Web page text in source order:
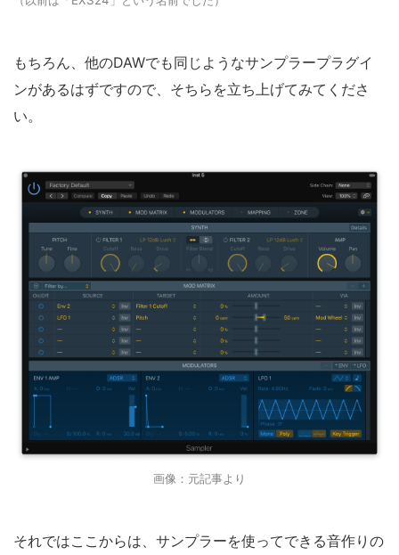
もちろん、他のDAWでも同じようなサンプラープラグイ
ンがあるはずですので、そちらを立ち上げてみてくださ
い。
画像：元記事より
それではここからは、サンプラーを使ってできる音作りの